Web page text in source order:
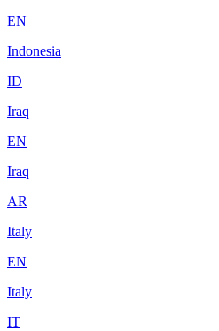
EN
Indonesia
ID
Iraq
EN
Iraq
AR
Italy
EN
Italy
IT